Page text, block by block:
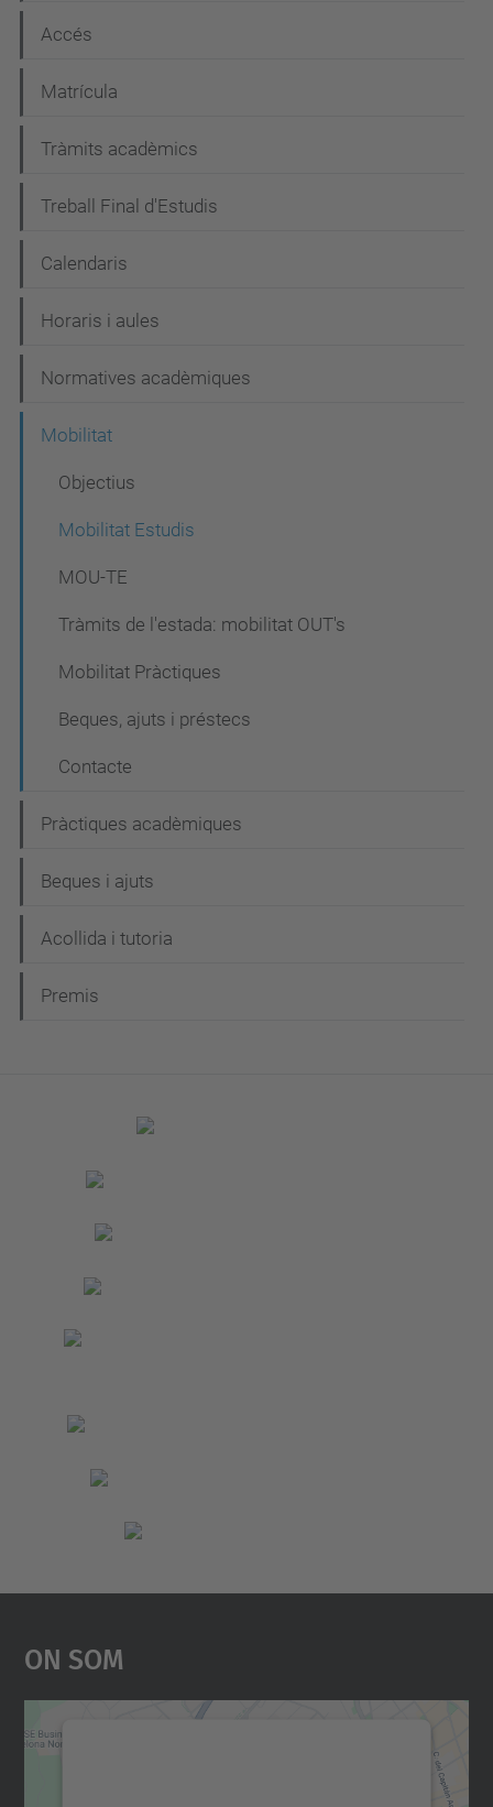
i
ó
Accés
Matrícula
Tràmits acadèmics
Treball Final d'Estudis
Calendaris
Horaris i aules
Normatives acadèmiques
Mobilitat
Objectius
Mobilitat Estudis
MOU-TE
Tràmits de l'estada: mobilitat OUT's
Mobilitat Pràctiques
Beques, ajuts i préstecs
Contacte
Pràctiques acadèmiques
Beques i ajuts
Acollida i tutoria
Premis
On Som